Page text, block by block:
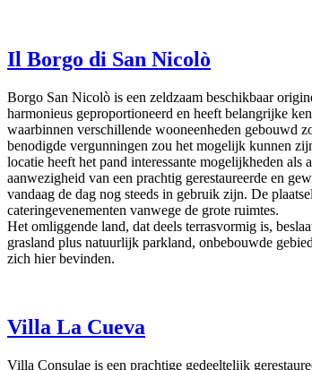
Il Borgo di San Nicolò
Borgo San Nicolò is een zeldzaam beschikbaar
harmonieus geproportioneerd en heeft belangrijke
waarbinnen verschillende wooneenheden gebouwd
benodigde vergunningen zou het mogelijk kunnen
locatie heeft het pand interessante mogelijkheden
aanwezigheid van een prachtig gerestaureerde en
vandaag de dag nog steeds in gebruik zijn. De
cateringevenementen vanwege de grote ruimtes.
Het omliggende land, dat deels terrasvormig is,
grasland plus natuurlijk parkland, onbebouwde
zich hier bevinden.
Villa La Cueva
Villa Consulae is een prachtige gedeeltelijk